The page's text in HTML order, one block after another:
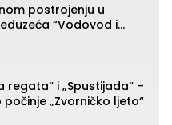
postrojenju u
“Vodovod i
regata“ i „Spustijada“ –
„Zvorničko ljeto“